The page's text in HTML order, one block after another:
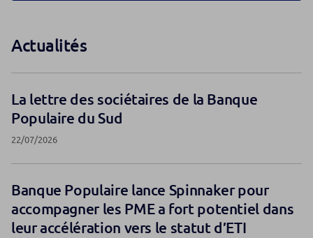
Actualités
La lettre des sociétaires de la Banque
Populaire du Sud
22/07/2026
Banque Populaire lance Spinnaker pour
accompagner les PME a fort potentiel dans
leur accélération vers le statut d’ETI